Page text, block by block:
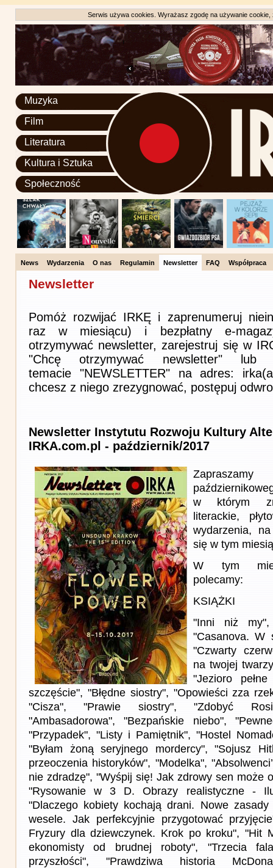
Serwis używa cookies. Wyrażasz zgodę na używanie
Muzyka
Film
Literatura
Kultura i Sztuka
Społeczność
News Wydarzenia O nas Regulamin Newsletter FAQ Współpraca
Newsletter
Pomóż rozwijać IRKĘ i zaprenumeruj
raz w miesiącu) i bezpłatny e-
otrzymywać newsletter, zarejestruj się w
"Chcę otrzymywać newsletter"
temacie "NEWSLETTER" na adres:
chcesz z niego zrezygnować, postępuj
Newsletter Instytutu Rozwoju Kultury
IRKA.com.pl - październik/2017
w którym
literackie,
wydarzenia,
się w tym
W tym
polecamy:
KSIĄŻKI
"Inni niż
"Casanova. W
"Czwarty
na twojej
"Jezioro
szczęście", "Błędne siostry", "Opowieści zza
"Cisza", "Prawie siostry", "Zdobyć
"Ambasadorowa", "Bezpańskie niebo",
"Przypadek", "Listy i Pamiętnik", "Hostel
"Byłam żoną seryjnego mordercy", "Sojusz
przeoczenia historyków", "Modelka",
nie zdradzę", "Wyśpij się! Jak zdrowy sen może
"Rysowanie w 3 D. Obrazy realistyczne -
"Dlaczego kobiety kochają drani. Nowe zasady
wesele. Jak perfekcyjnie przygotować
Fryzury dla dziewczynek. Krok po kroku", "Hit
ekonomisty od brudnej roboty", "Trzecia
przyszłości", "Prawdziwa historia